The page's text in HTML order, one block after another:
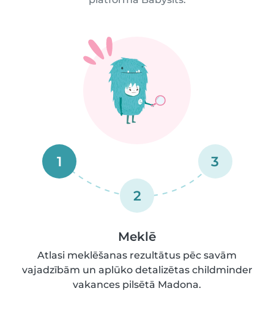
1
2
3
Meklē
Atlasi meklēšanas rezultātus pēc savām
vajadzībām un aplūko detalizētas childminder
vakances pilsētā Madona.